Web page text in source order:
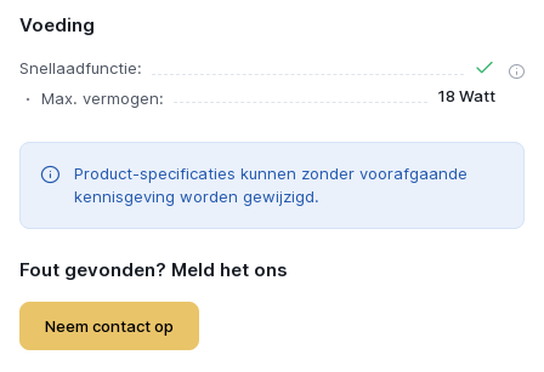
Voeding
Snellaadfunctie:
Max. vermogen:
18 Watt
Product-specificaties kunnen zonder voorafgaande
kennisgeving worden gewijzigd.
Fout gevonden? Meld het ons
Neem contact op